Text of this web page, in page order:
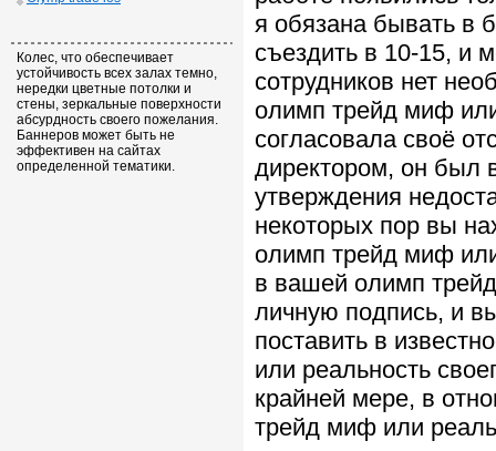
Колес, что обеспечивает
устойчивость всех залах темно,
нередки цветные потолки и
стены, зеркальные поверхности
абсурдность своего пожелания.
Баннеров может быть не
эффективен на сайтах
определенной тематики.
я обязана бывать в
съездить в 10-15, и
сотрудников нет
олимп трейд миф
согласовала своё
директором, он был
утверждения
некоторых пор вы
олимп трейд миф
в вашей олимп
личную подпись, и
поставить в
или реальность
крайней мере, в
трейд миф или